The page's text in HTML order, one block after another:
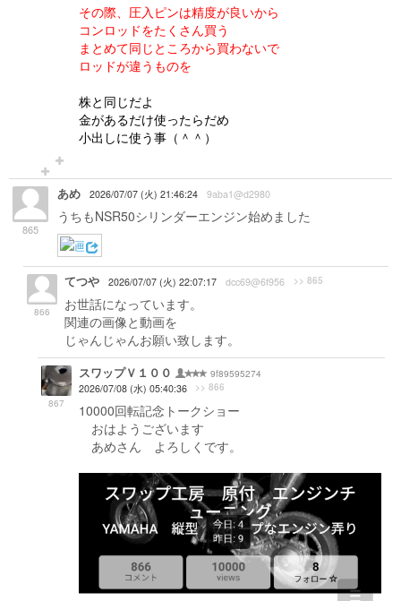
その際、圧入ピンは精度が良いから
コンロッドをたくさん買う
まとめて同じところから買わないで
ロッドが違うものを
株と同じだよ
金があるだけ使ったらだめ
小出しに使う事（＾＾）
865
あめ 2026/07/07 (火) 21:46:24 9aba1@d2980
うちもNSR50シリンダーエンジン始めました
866
てつや 2026/07/07 (火) 22:07:17 dcc69@6f956 >> 865
お世話になっています。
関連の画像と動画を
じゃんじゃんお願い致します。
867
スワップＶ１００
9f89595274
2026/07/08 (水) 05:40:36
>> 866
10000回転記念トークショー
おはようございます
あめさん よろしくです。